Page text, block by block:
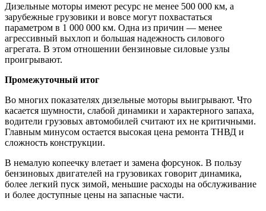
Дизельные моторы имеют ресурс не менее 500 000 км, а
зарубежные грузовики и вовсе могут похвастаться
параметром в 1 000 000 км. Одна из причин — менее
агрессивный выхлоп и большая надежность силового
агрегата. В этом отношении бензиновые силовые узлы
проигрывают.
Промежуточный итог
Во многих показателях дизельные моторы выигрывают. Что
касается шумности, слабой динамики и характерного запаха,
водители грузовых автомобилей считают их не критичными.
Главным минусом остается высокая цена ремонта ТНВД и
сложность конструкции.
В немалую копеечку влетает и замена форсунок. В пользу
бензиновых двигателей на грузовиках говорит динамика,
более легкий пуск зимой, меньшие расходы на обслуживание
и более доступные цены на запасные части.